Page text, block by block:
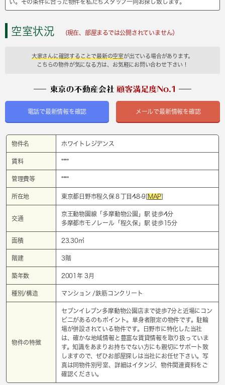
い。その条件に合った物件を私たちスタッフ一同お探し致します。
空室状況 (現在、部屋まるでは公開されていません）
大家さんに確認することで最新の空室が出ている場合があります。
こちらの物件が気になる方は、お気軽にお問い合わせ下さい！
電話で最新情報を確認 メールで最新情報を確認
物件名 ホワイトレジデンス
賃料 ****
管理費等 ****
所在地 東京都日野市程久保８丁目48-9[MAP]
交通
京王動物園線「 多摩動物公園 」駅 徒歩4分
多摩都市モノレール「 程久保」駅 徒歩15分
面積 23.30㎡
階建 3階
築年数 2001年 3月
種別/構造 マンション /鉄筋コンクリート
物件の特徴
セブンイレブン多摩動物公園店まで徒歩7分と近場にコン
ビニがあるのもポイント。単身者限定の物件です。駐輪
場が併設されている物件です。日野市に特化した当社
は、確かな地域情報と豊富な賃貸情報を取り扱っていま
す。知識をあまりお持ちでない方にも親切にサポート致
しますので、ぜひお部屋探しは当社にお任せ下さい。写
真は同物件別号室、詳細はイタンジ、物件関連資料をご
確認ください。